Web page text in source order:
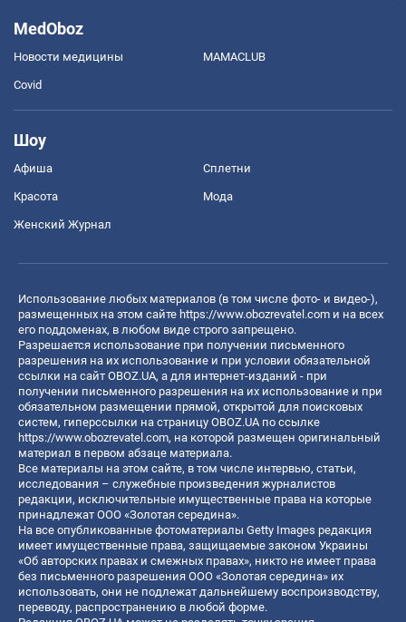
MedOboz
Новости медицины MAMACLUB
Covid
Шоу
Афиша Сплетни
Красота Мода
Женский Журнал
Использование любых материалов (в том числе фото- и видео-),
размещенных на этом сайте https://www.obozrevatel.com и на всех
его поддоменах, в любом виде строго запрещено.
Разрешается использование при получении письменного
разрешения на их использование и при условии обязательной
ссылки на сайт OBOZ.UA, а для интернет-изданий - при
получении письменного разрешения на их использование и при
обязательном размещении прямой, открытой для поисковых
систем, гиперссылки на страницу OBOZ.UA по ссылке
https://www.obozrevatel.com, на которой размещен оригинальный
материал в первом абзаце материала.
Все материалы на этом сайте, в том числе интервью, статьи,
исследования – служебные произведения журналистов
редакции, исключительные имущественные права на которые
принадлежат ООО «Золотая середина».
На все опубликованные фотоматериалы Getty Images редакция
имеет имущественные права, защищаемые законом Украины
«Об авторских правах и смежных правах», никто не имеет права
без письменного разрешения ООО «Золотая середина» их
использовать, они не подлежат дальнейшему воспроизводству,
переводу, распространению в любой форме.